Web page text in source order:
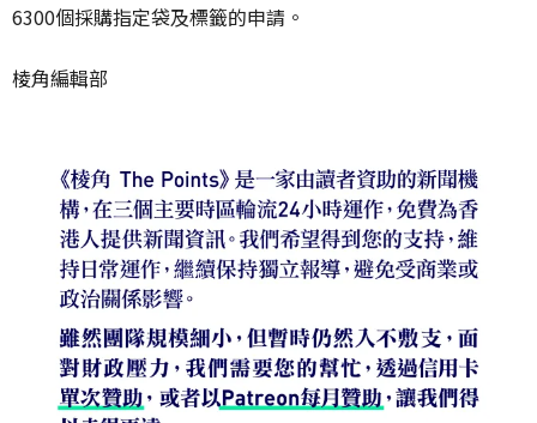
6300個採購指定袋及標籤的申請。
棱角編輯部